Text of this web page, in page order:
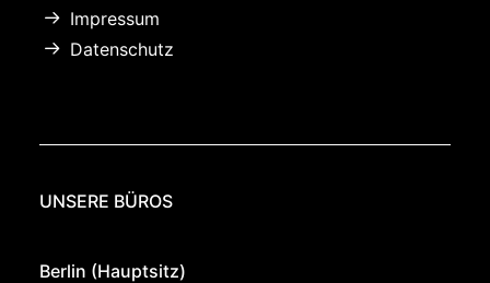
Impressum
Datenschutz
UNSERE BÜROS
Berlin (Hauptsitz)